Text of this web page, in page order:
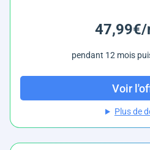
pendant 12 mois
Voir
Plus de